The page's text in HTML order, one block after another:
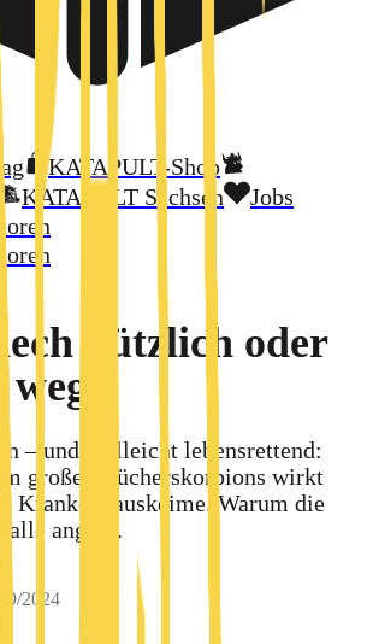
KATAPULT-Shop
KATAPULT Sachsen
Jobs
nützlich oder
– und vielleicht lebensrettend:
großen Bücherskorpions wirkt
Krankenhauskeime. Warum die
angeht.
2024